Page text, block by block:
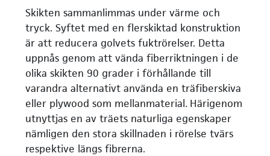
Skikten sammanlimmas under värme och
tryck. Syftet med en flerskiktad konstruktion
är att reducera golvets fuktrörelser. Detta
uppnås genom att vända fiberriktningen i de
olika skikten 90 grader i förhållande till
varandra alternativt använda en träfiberskiva
eller plywood som mellanmaterial. Härigenom
utnyttjas en av träets naturliga egenskaper
nämligen den stora skillnaden i rörelse tvärs
respektive längs fibrerna.